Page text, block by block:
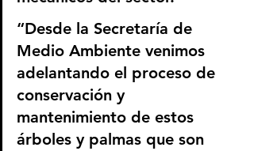
“Desde la Secretaría de
Medio Ambiente venimos
adelantando el proceso de
conservación y
mantenimiento de estos
árboles y palmas que son